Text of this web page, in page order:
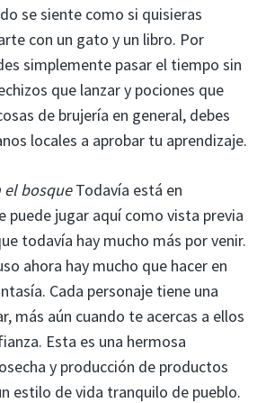
se siente como si quisieras
con un gato y un libro. Por
simplemente pasar el tiempo sin
que lanzar y pociones que
de brujería en general, debes
locales a aprobar tu aprendizaje.
el bosqueTodavía está en
puede jugar aquí como vista previa
todavía hay mucho más por venir.
ahora hay mucho que hacer en
Cada personaje tiene una
más aún cuando te acercas a ellos
Esta es una hermosa
y producción de productos
estilo de vida tranquilo de pueblo.